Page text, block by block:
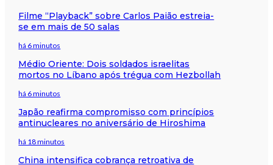
Filme “Playback” sobre Carlos Paião estreia-
se em mais de 50 salas
há 6 minutos
Médio Oriente: Dois soldados israelitas
mortos no Líbano após trégua com Hezbollah
há 6 minutos
Japão reafirma compromisso com princípios
antinucleares no aniversário de Hiroshima
há 18 minutos
China intensifica cobrança retroativa de